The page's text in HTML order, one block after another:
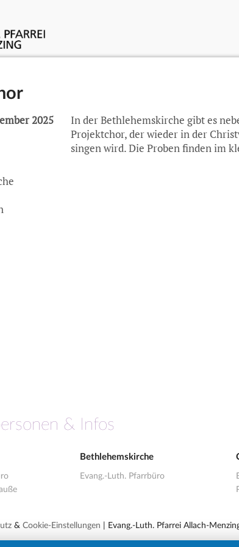
In der Bethlehemskirche gibt es
Projektchor, der wieder in der
singen wird. Die Proben finden im
2025
& Infos
Bethlehemskirche
Evang.-Luth. Pfarrbüro
& Cookie-Einstellungen | Evang.-Luth. Pfarrei Allach-